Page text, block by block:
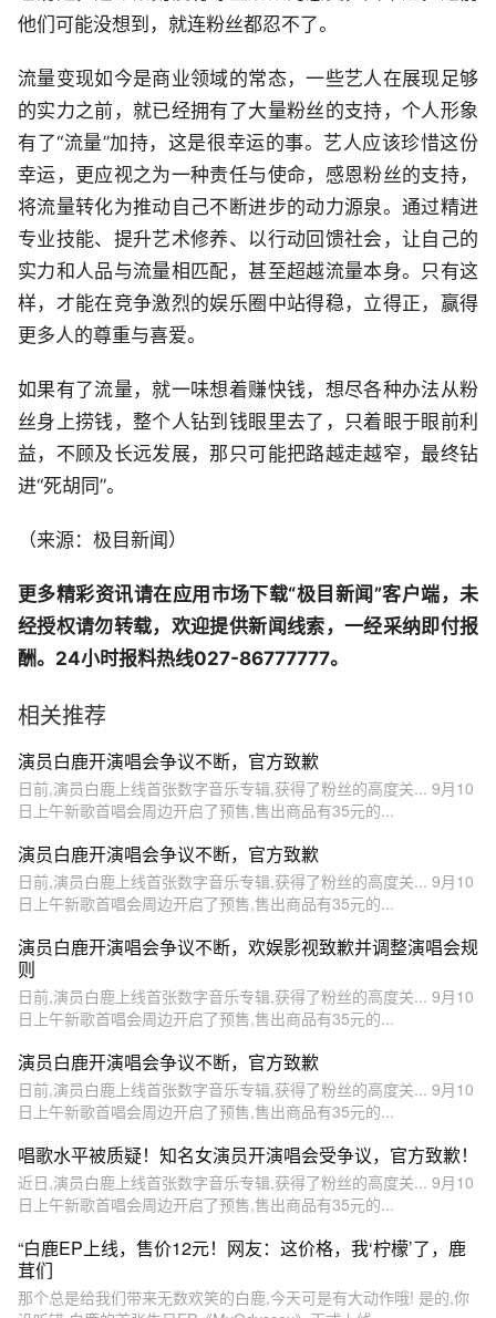
他们可能没想到，就连粉丝都忍不了。
流量变现如今是商业领域的常态，一些艺人在展现足够
的实力之前，就已经拥有了大量粉丝的支持，个人形象
有了“流量”加持，这是很幸运的事。艺人应该珍惜这份
幸运，更应视之为一种责任与使命，感恩粉丝的支持，
将流量转化为推动自己不断进步的动力源泉。通过精进
专业技能、提升艺术修养、以行动回馈社会，让自己的
实力和人品与流量相匹配，甚至超越流量本身。只有这
样，才能在竞争激烈的娱乐圈中站得稳，立得正，赢得
更多人的尊重与喜爱。
如果有了流量，就一味想着赚快钱，想尽各种办法从粉
丝身上捞钱，整个人钻到钱眼里去了，只着眼于眼前利
益，不顾及长远发展，那只可能把路越走越窄，最终钻
进“死胡同”。
（来源：极目新闻）
更多精彩资讯请在应用市场下载“极目新闻”客户端，未
经授权请勿转载，欢迎提供新闻线索，一经采纳即付报
酬。24小时报料热线027-86777777。
相关推荐
演员白鹿开演唱会争议不断，官方致歉
日前,演员白鹿上线首张数字音乐专辑,获得了粉丝的高度关... 9月10
日上午新歌首唱会周边开启了预售,售出商品有35元的...
演员白鹿开演唱会争议不断，官方致歉
日前,演员白鹿上线首张数字音乐专辑,获得了粉丝的高度关... 9月10
日上午新歌首唱会周边开启了预售,售出商品有35元的...
演员白鹿开演唱会争议不断，欢娱影视致歉并调整演唱会规
则
日前,演员白鹿上线首张数字音乐专辑,获得了粉丝的高度关... 9月10
日上午新歌首唱会周边开启了预售,售出商品有35元的...
演员白鹿开演唱会争议不断，官方致歉
日前,演员白鹿上线首张数字音乐专辑,获得了粉丝的高度关... 9月10
日上午新歌首唱会周边开启了预售,售出商品有35元的...
唱歌水平被质疑！知名女演员开演唱会受争议，官方致歉！
近日,演员白鹿上线首张数字音乐专辑,获得了粉丝的高度关... 9月10
日上午新歌首唱会周边开启了预售,售出商品有35元的...
“白鹿EP上线，售价12元！网友：这价格，我‘柠檬’了，鹿
茸们
那个总是给我们带来无数欢笑的白鹿,今天可是有大动作哦! 是的,你